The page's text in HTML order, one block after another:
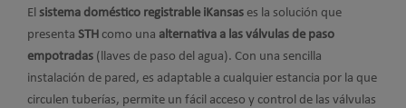
El sistema doméstico registrable iKansas es la solución que
presenta STH como una alternativa a las válvulas de paso
empotradas (llaves de paso del agua). Con una sencilla
instalación de pared, es adaptable a cualquier estancia por la que
circulen tuberías, permite un fácil acceso y control de las válvulas